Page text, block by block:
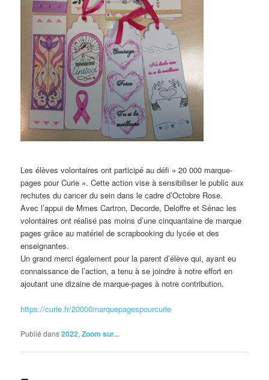
Les élèves volontaires ont participé au défi « 20 000 marque-
pages pour Curie ». Cette action vise à sensibiliser le public aux
rechutes du cancer du sein dans le cadre d’Octobre Rose.
Avec l’appui de Mmes Cartron, Decorde, Deloffre et Sénac les
volontaires ont réalisé pas moins d’une cinquantaine de marque
pages grâce au matériel de scrapbooking du lycée et des
enseignantes.
Un grand merci également pour la parent d’élève qui, ayant eu
connaissance de l’action, a tenu à se joindre à notre effort en
ajoutant une dizaine de marque-pages à notre contribution.
https://curie.fr/20000marquepagespourcurie
Publié dans2022,Zoom sur...